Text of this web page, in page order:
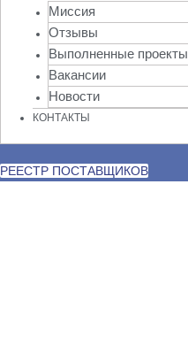
Миссия
Отзывы
Выполненные проекты
Вакансии
Новости
КОНТАКТЫ
РЕЕСТР ПОСТАВЩИКОВ